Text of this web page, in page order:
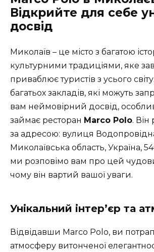
Відкрийте для себе
досвід
Миколаїв – це місто з багатою
культурними традиціями, яке
приваблює туристів з усього
багатьох закладів, які можуть
вам неймовірний досвід,
займає ресторан Marco Polo.
за адресою: вулиця
Миколаївська область, Україна,
ми розповімо вам про цей
чому він вартий вашої уваги.
Унікальний інтер’єр та
Відвідавши Marco Polo, ви
атмосферу витонченої